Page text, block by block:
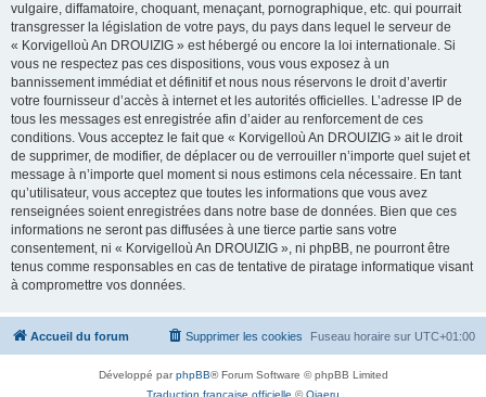
vulgaire, diffamatoire, choquant, menaçant, pornographique, etc. qui pourrait
transgresser la législation de votre pays, du pays dans lequel le serveur de
« Korvigelloù An DROUIZIG » est hébergé ou encore la loi internationale. Si
vous ne respectez pas ces dispositions, vous vous exposez à un
bannissement immédiat et définitif et nous nous réservons le droit d’avertir
votre fournisseur d’accès à internet et les autorités officielles. L’adresse IP de
tous les messages est enregistrée afin d’aider au renforcement de ces
conditions. Vous acceptez le fait que « Korvigelloù An DROUIZIG » ait le droit
de supprimer, de modifier, de déplacer ou de verrouiller n’importe quel sujet et
message à n’importe quel moment si nous estimons cela nécessaire. En tant
qu’utilisateur, vous acceptez que toutes les informations que vous avez
renseignées soient enregistrées dans notre base de données. Bien que ces
informations ne seront pas diffusées à une tierce partie sans votre
consentement, ni « Korvigelloù An DROUIZIG », ni phpBB, ne pourront être
tenus comme responsables en cas de tentative de piratage informatique visant
à compromettre vos données.
Accueil du forum Fuseau horaire sur UTC+01:00
Supprimer les cookies
Développé parphpBB® Forum Software © phpBB Limited
Traduction française officielle ©Qiaeru